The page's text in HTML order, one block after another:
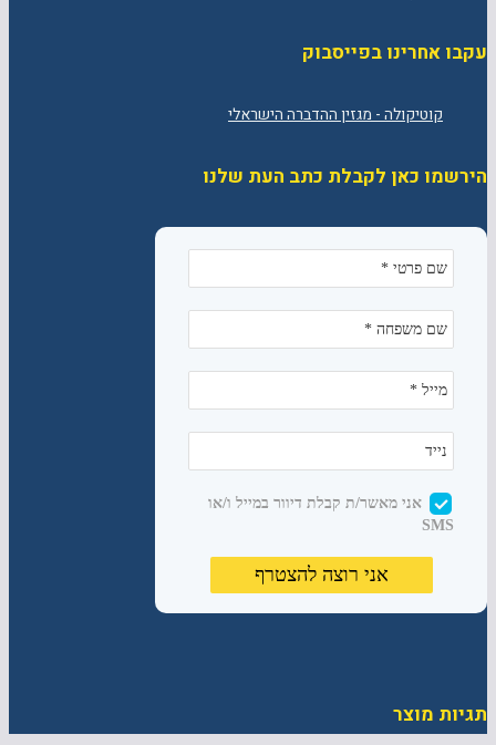
עקבו אחרינו בפייסבוק
הירשמו כאן לקבלת כתב העת שלנו
תגיות מוצר